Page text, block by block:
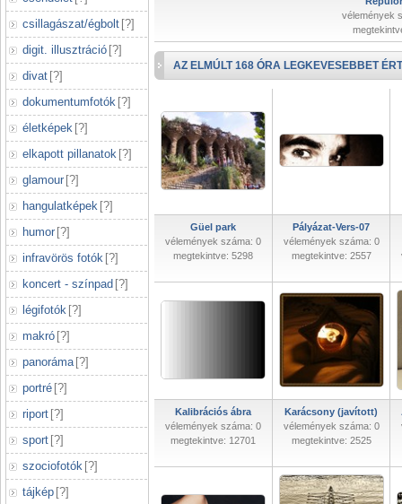
csillagászat/égbolt [?]
digit. illusztráció [?]
divat [?]
dokumentumfotók [?]
életképek [?]
elkapott pillanatok [?]
glamour [?]
hangulatképek [?]
humor [?]
infravörös fotók [?]
koncert - színpad [?]
légifotók [?]
makró [?]
panoráma [?]
portré [?]
riport [?]
sport [?]
szociofotók [?]
tájkép [?]
vélemények
AZ ELMÚLT 168 ÓRA LEGKEVESEBBET
Güel park
vélemények száma: 0
megtekintve: 5298
Pályázat-Vers-07
vélemények száma: 0
megtekintve: 2557
Kalibrációs ábra
vélemények száma: 0
megtekintve: 12701
Karácsony (javított)
vélemények száma: 0
megtekintve: 2525